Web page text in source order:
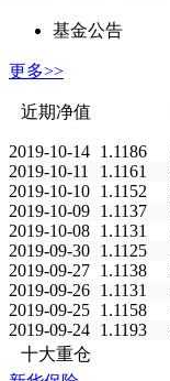
基金公告
更多>>
近期净值
2019-10-14 1.1186
2019-10-11
1.1161
2019-10-10 1.1152
2019-10-09 1.1137
2019-10-08 1.1131
2019-09-30 1.1125
2019-09-27 1.1138
2019-09-26 1.1131
2019-09-25 1.1158
2019-09-24 1.1193
十大重仓